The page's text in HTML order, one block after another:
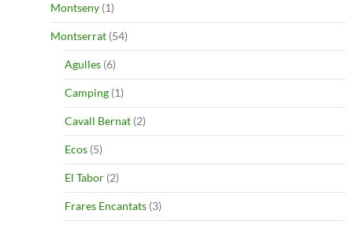
Montseny (1)
Montserrat (54)
Agulles (6)
Camping (1)
Cavall Bernat (2)
Ecos (5)
El Tabor (2)
Frares Encantats (3)